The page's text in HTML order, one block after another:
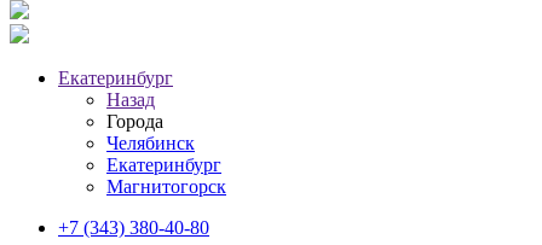
Екатеринбург
Назад
Города
Челябинск
Екатеринбург
Магнитогорск
+7 (343) 380-40-80